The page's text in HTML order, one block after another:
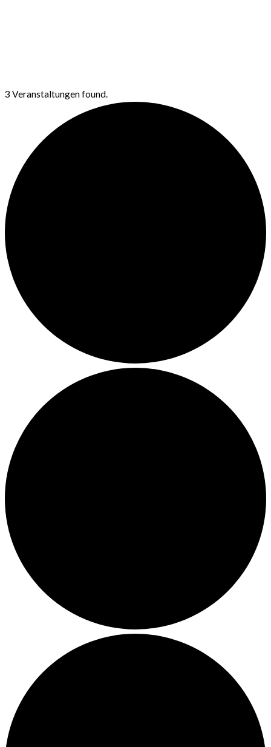
3 Veranstaltungen found.